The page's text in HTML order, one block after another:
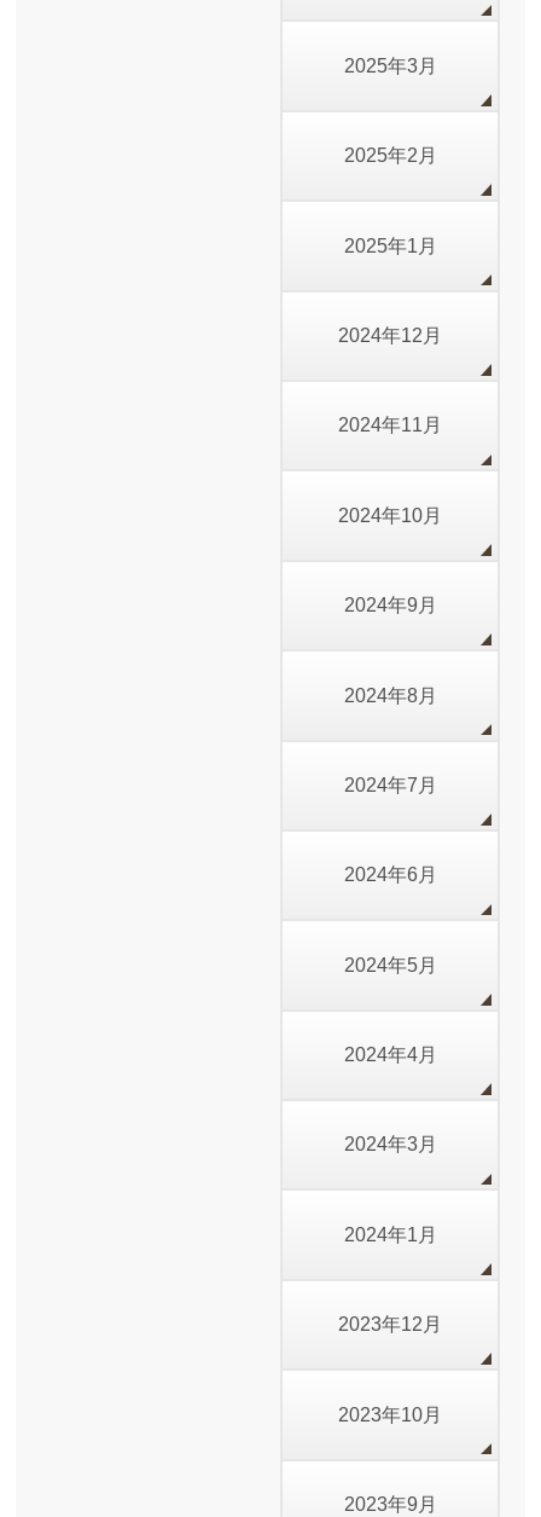
2025年3月
2025年2月
2025年1月
2024年12月
2024年11月
2024年10月
2024年9月
2024年8月
2024年7月
2024年6月
2024年5月
2024年4月
2024年3月
2024年1月
2023年12月
2023年10月
2023年9月